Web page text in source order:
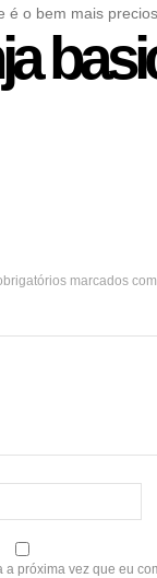
é o bem mais
marcados
próxima vez que eu